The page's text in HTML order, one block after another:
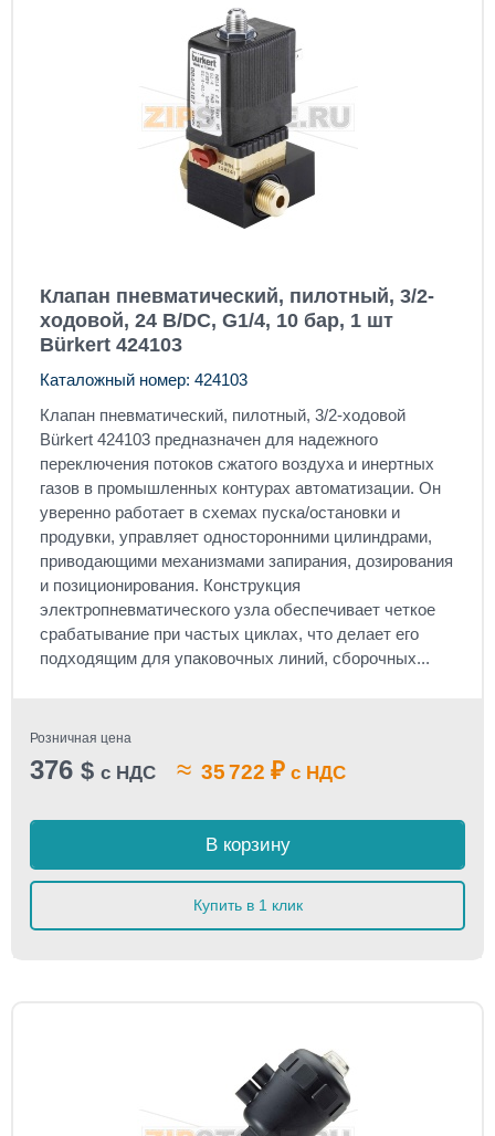
Клапан пневматический, пилотный, 3/2-
ходовой, 24 В/DC, G1/4, 10 бар, 1 шт
Bürkert 424103
Каталожный номер: 424103
Клапан пневматический, пилотный, 3/2-ходовой
Bürkert 424103 предназначен для надежного
переключения потоков сжатого воздуха и инертных
газов в промышленных контурах автоматизации. Он
уверенно работает в схемах пуска/остановки и
продувки, управляет односторонними цилиндрами,
приводающими механизмами запирания, дозирования
и позиционирования. Конструкция
электропневматического узла обеспечивает четкое
срабатывание при частых циклах, что делает его
подходящим для упаковочных линий, сборочных...
Розничная цена
376 $ с НДС ≈ 35 722 ₽ с НДС
В корзину
Купить в 1 клик